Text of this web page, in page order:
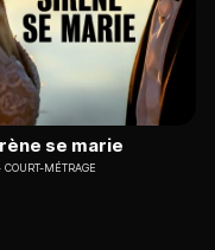
se marie
COURT-MÉTRAGE